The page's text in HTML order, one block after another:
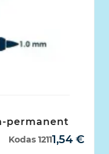
permanent
1,54 €
Kodas 1211